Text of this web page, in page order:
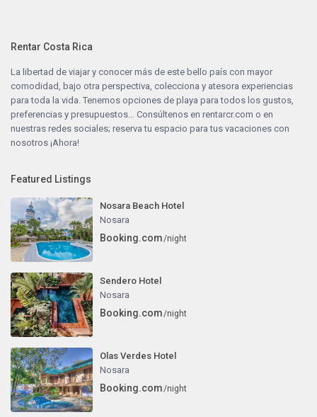
Rentar Costa Rica
La libertad de viajar y conocer más de este bello país con mayor
comodidad, bajo otra perspectiva, colecciona y atesora experiencias
para toda la vida. Tenemos opciones de playa para todos los gustos,
preferencias y presupuestos… Consúltenos enrentarcr.com o en
nuestras redes sociales; reserva tu espacio para tus vacaciones con
nosotros ¡Ahora!
Featured Listings
Nosara Beach Hotel
Nosara
Booking.com/night
Sendero Hotel
Nosara
Booking.com/night
Olas Verdes Hotel
Nosara
Booking.com/night